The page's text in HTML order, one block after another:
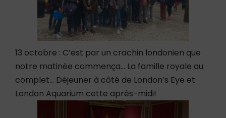
13 octobre : C’est par un crachin londonien que
notre matinée commença… La famille royale au
complet… Déjeuner à côté de London’s Eye et
London Aquarium cette après-midi!